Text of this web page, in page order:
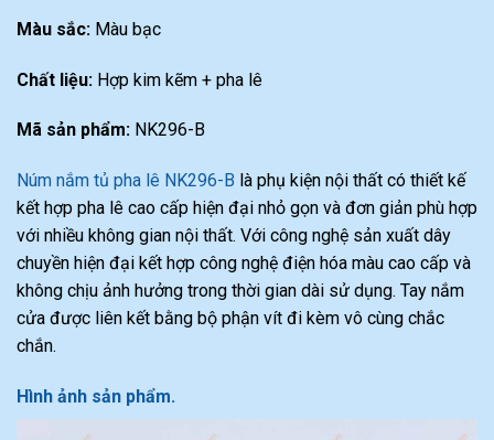
Màu sắc: Màu bạc
Chất liệu: Hợp kim kẽm + pha lê
Mã sản phẩm: NK296-B
Núm nắm tủ pha lê NK296-B là phụ kiện nội thất có thiết kế
kết hợp pha lê cao cấp hiện đại nhỏ gọn và đơn giản phù hợp
với nhiều không gian nội thất. Với công nghệ sản xuất dây
chuyền hiện đại kết hợp công nghệ điện hóa màu cao cấp và
không chịu ảnh hưởng trong thời gian dài sử dụng. Tay nắm
cửa được liên kết bằng bộ phận vít đi kèm vô cùng chắc
chắn.
Hình ảnh sản phẩm.